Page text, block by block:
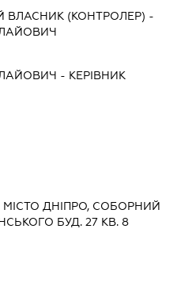
ВЛАСНИК (КОНТРОЛЕР) -
- КЕРІВНИК
ДНІПРО, СОБОРНИЙ
БУД. 27 КВ. 8